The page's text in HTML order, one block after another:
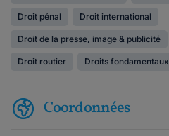
Droit pénal Droit international
Droit de la presse, image & publicité
Droit routier Droits fondamentaux
Coordonnées